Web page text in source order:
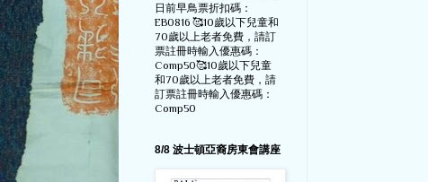
日前早鳥票折扣碼：
EB0816 🥰10歲以下兒童和
70歲以上老者免費，請訂
票註冊時輸入優惠碼：
Comp50🥰10歲以下兒童
和70歲以上老者免費，請
訂票註冊時輸入優惠碼：
Comp50
8/8 波士頓亞裔房東會講座